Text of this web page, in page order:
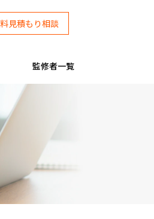
見積もり相談
監修者一覧